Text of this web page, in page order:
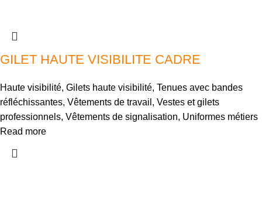
GILET HAUTE VISIBILITE CADRE
Haute visibilité, Gilets haute visibilité, Tenues avec bandes
réfléchissantes, Vêtements de travail , Vestes et gilets
professionnels, Vêtements de signalisation, Uniformes métiers
Read more